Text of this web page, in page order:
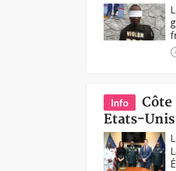
Info
Etats-